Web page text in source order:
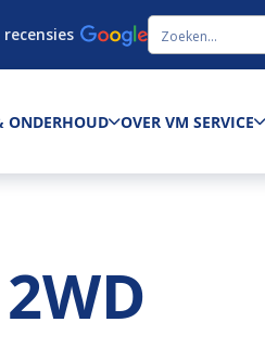
recensies
ONDERHOUD OVER VM SERVICE